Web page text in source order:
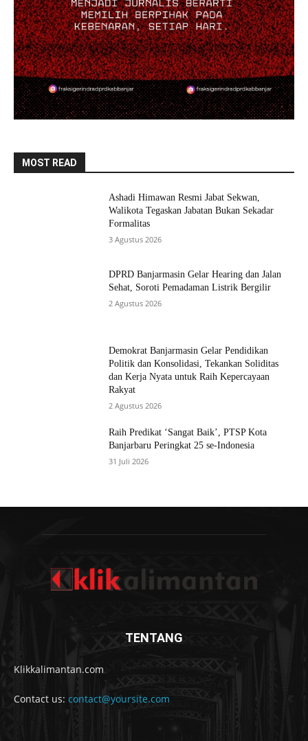
MOST READ
Ashadi Himawan Resmi Jabat Sekwan,
Walikota Tegaskan Jabatan Bukan Sekadar
Formalitas
3 Agustus 2026
DPRD Banjarmasin Gelar Hearing dan Jalan
Sehat, Soroti Pemadaman Listrik Bergilir
2 Agustus 2026
Demokrat Banjarmasin Gelar Pendidikan
Politik dan Konsolidasi, Tekankan Soliditas
dan Kerja Nyata untuk Raih Kepercayaan
Rakyat
2 Agustus 2026
Raih Predikat ‘Sangat Baik’, PTSP Kota
Banjarbaru Peringkat 25 se-Indonesia
31 Juli 2026
TENTANG
Klikkalimantan.com
Contact us: contact@yoursite.com